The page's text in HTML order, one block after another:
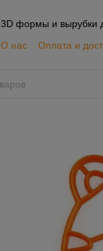
3D формы и вырубки
О нас
Оплата и